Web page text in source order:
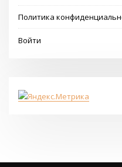
Политика
Войти